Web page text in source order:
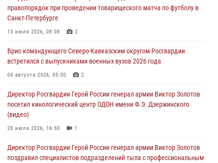
09 августа 2026, 05:00
В регионах Урала бойцам Росгвардии в зону СВО передали свежие
тиражи газет
Всероссийская ведомственная акции «Каникулы с Росгвардией
проходит в Сибири
правопорядок при проведении товарищеского матча по футболу в
Санкт-Петербурге
13 июля 2026, 08:08 2
Врио командующего Северо-Кавказским округом Росгвардии
встретился с выпускниками военных вузов 2026 года
04 августа 2026, 05:00 2
Директор Росгвардии Герой России генерал армии Виктор Золотов
посетил кинологический центр ОДОН имени Ф.Э. Дзержинского
(видео)
28 июля 2026, 16:50 1
Директор Росгвардии Герой России генерал армии Виктор Золотов
поздравил специалистов подразделений тыла с профессиональным